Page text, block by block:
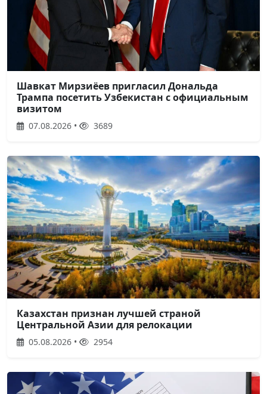
Шавкат Мирзиёев пригласил Дональда
Трампа посетить Узбекистан с официальным
визитом
07.08.2026 • 3689
Казахстан признан лучшей страной
Центральной Азии для релокации
05.08.2026 • 2954